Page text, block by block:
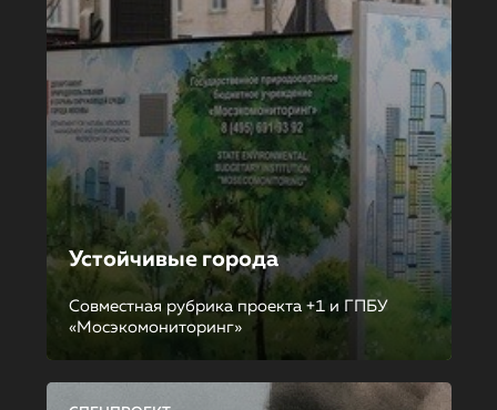
Устойчивые города
Совместная рубрика проекта +1 и ГПБУ
«Мосэкомониторинг»